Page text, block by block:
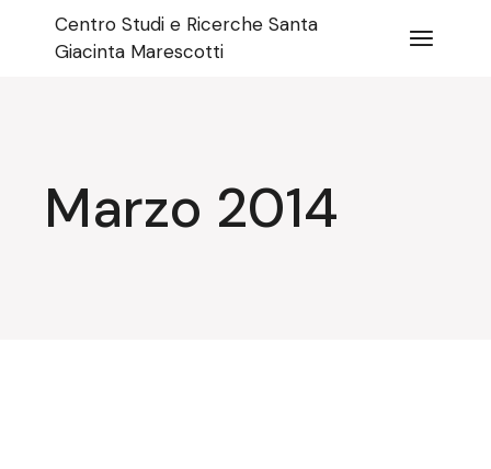
Centro Studi e Ricerche Santa
Giacinta Marescotti
Marzo 2014